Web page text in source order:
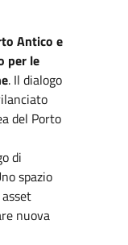
Antico e
per le
. Il dialogo
del Porto
di
spazio
nuova